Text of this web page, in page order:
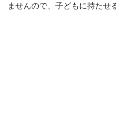
ませんので、子どもに持たせ